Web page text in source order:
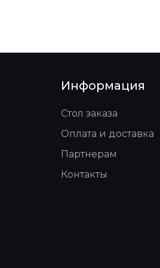
Информация
Стол заказа
Оплата и доставка
Партнерам
Контакты